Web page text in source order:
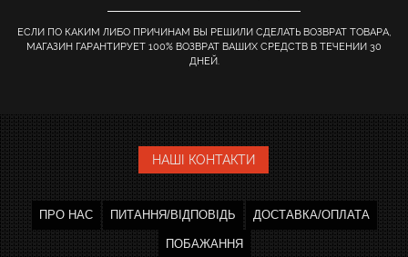
ЕСЛИ ПО КАКИМ ЛИБО ПРИЧИНАМ ВЫ РЕШИЛИ СДЕЛАТЬ ВОЗВРАТ ТОВАРА,
МАГАЗИН ГАРАНТИРУЕТ 100% ВОЗВРАТ ВАШИХ СРЕДСТВ В ТЕЧЕНИИ 30
ДНЕЙ.
НАШІ КОНТАКТИ
ПРО НАС ПИТАННЯ/ВІДПОВІДЬ ДОСТАВКА/ОПЛАТА
ПОБАЖАННЯ